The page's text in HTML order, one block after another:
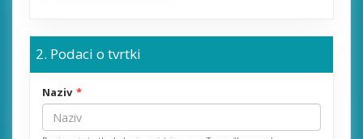
Podaci o tvrtki
Naziv